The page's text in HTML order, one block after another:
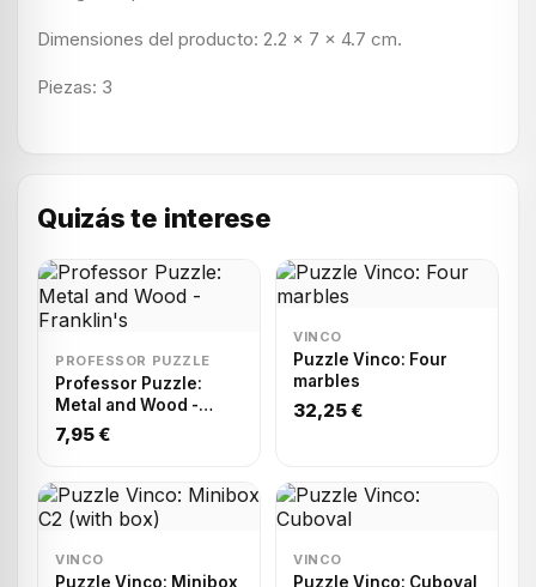
Dimensiones del producto: 2.2 x 7 x 4.7 cm.
Piezas: 3
Quizás te interese
PROFESSOR PUZZLE
Professor Puzzle:
Metal and Wood -
Franklin's
7,95 €
VINCO
Puzzle Vinco: Four
marbles
32,25 €
VINCO
Puzzle Vinco: Minibox
VINCO
Puzzle Vinco: Cuboval